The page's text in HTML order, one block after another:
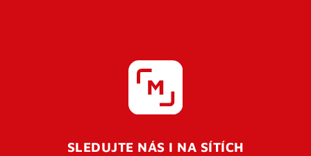
SLEDUJTE NÁS I NA SÍTÍCH